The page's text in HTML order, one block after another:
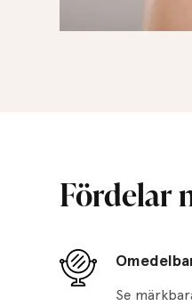
Fördelar
Se